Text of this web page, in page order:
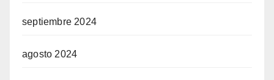
septiembre 2024
agosto 2024